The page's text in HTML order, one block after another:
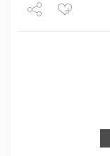
erleben Sie nicht…